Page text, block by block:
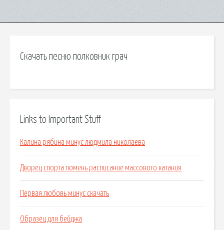
Скачать песню полковник грач
Links to Important Stuff
Калина рябина минус людмила николаева
Дворец спорта тюмень расписание массового катания
Первая любовь минус скачать
Образец для бейджа